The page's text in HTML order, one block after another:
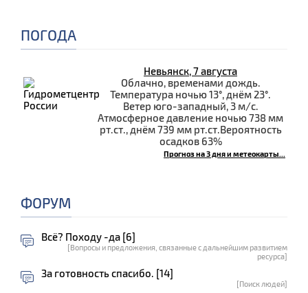
ПОГОДА
Невьянск, 7 августа
Облачно, временами дождь.
Температура ночью 13°, днём 23°.
Ветер юго-западный, 3 м/с.
Атмосферное давление ночью 738 мм
рт.ст., днём 739 мм рт.ст.Вероятность
осадков 63%
Прогноз на 3 дня и метеокарты...
ФОРУМ
Всё? Походу -да [6]
[Вопросы и предложения, связанные с дальнейшим развитием
ресурса]
За готовность спасибо. [14]
[Поиск людей]